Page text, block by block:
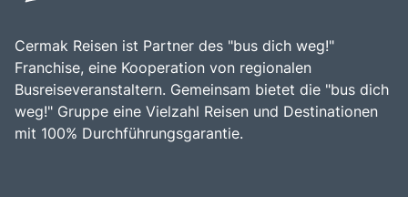
Cermak Reisen ist Partner des "bus dich weg!"
Franchise, eine Kooperation von regionalen
Busreiseveranstaltern. Gemeinsam bietet die "bus dich
weg!" Gruppe eine Vielzahl Reisen und Destinationen
mit 100% Durchführungsgarantie.